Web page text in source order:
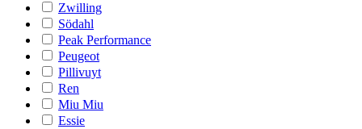
Zwilling
Södahl
Peak Performance
Peugeot
Pillivuyt
Ren
Miu Miu
Essie